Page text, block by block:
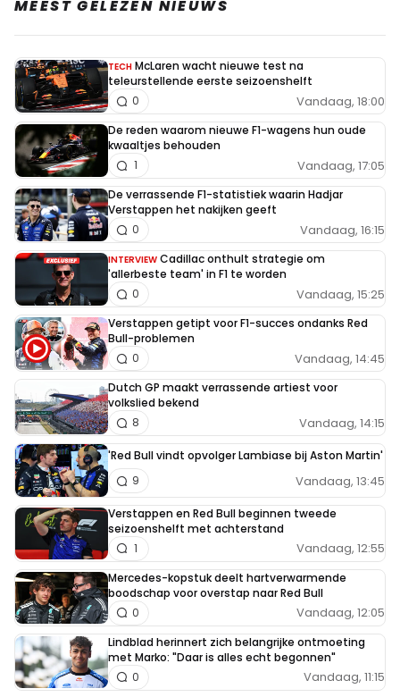
MEEST GELEZEN NIEUWS
TECH McLaren wacht nieuwe test na
teleurstellende eerste seizoenshelft
Vandaag, 18:00
0
De reden waarom nieuwe F1-wagens hun oude
kwaaltjes behouden
Vandaag, 17:05
1
De verrassende F1-statistiek waarin Hadjar
Verstappen het nakijken geeft
Vandaag, 16:15
0
INTERVIEW Cadillac onthult strategie om
'allerbeste team' in F1 te worden
Vandaag, 15:25
0
Verstappen getipt voor F1-succes ondanks Red
Bull-problemen
Vandaag, 14:45
0
Dutch GP maakt verrassende artiest voor
volkslied bekend
Vandaag, 14:15
8
'Red Bull vindt opvolger Lambiase bij Aston Martin'
Vandaag, 13:45
9
Verstappen en Red Bull beginnen tweede
seizoenshelft met achterstand
Vandaag, 12:55
1
Mercedes-kopstuk deelt hartverwarmende
boodschap voor overstap naar Red Bull
Vandaag, 12:05
0
Lindblad herinnert zich belangrijke ontmoeting
met Marko: "Daar is alles echt begonnen"
Vandaag, 11:15
0